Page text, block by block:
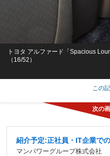
トヨタ アルファード「Spacious
（16/52）
この
紹介予定:正社員・IT企業で
マンパワーグループ株式会社